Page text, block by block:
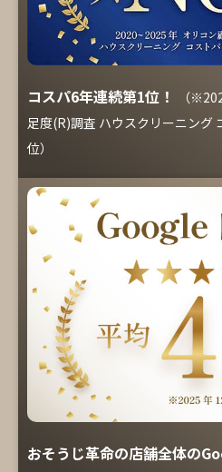
コスパ6年連続第1位！
（
足度(R)調査 ハウスクリーニング
位）
おそうじ革命の店舗全体の